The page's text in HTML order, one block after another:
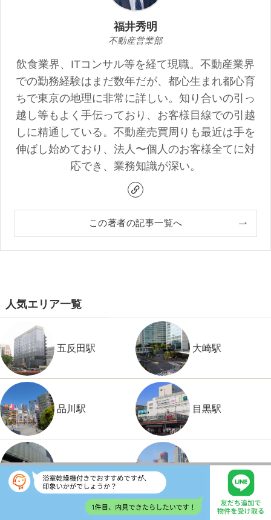
福井秀明
不動産営業部
飲食業界、ITコンサル等を経て現職。不動産業界
での勤務経験はまだ数年だが、都心生まれ都心育
ちで東京の地理に非常に詳しい。知り合いの引っ
越し等もよく手伝っており、お客様目線での引越
しに精通している。不動産売買周りも最近は手を
伸ばし始めており、法人〜個人のお客様全てに対
応でき、業務知識が深い。
この著者の記事一覧へ
人気エリア一覧
五反田駅 大崎駅
品川駅 目黒駅
恵比寿駅 渋谷駅